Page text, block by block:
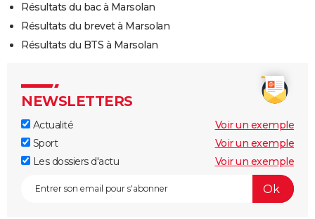
Résultats du bac à Marsolan
Résultats du brevet à Marsolan
Résultats du BTS à Marsolan
NEWSLETTERS
Actualité
Voir un exemple
Sport
Voir un exemple
Les dossiers d'actu
Voir un exemple